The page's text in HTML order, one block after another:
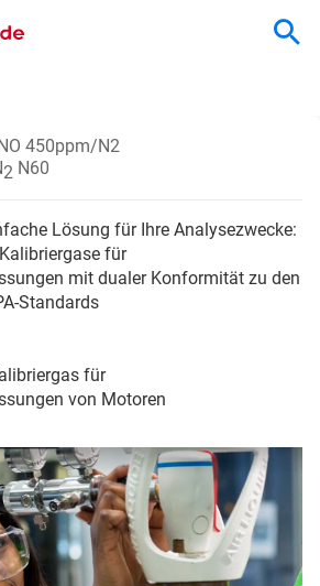
450ppm/N2
2 N60
Lösung für Ihre Analysezwecke:
für
mit dualer Konformität zu den
Standards
für
von Motoren